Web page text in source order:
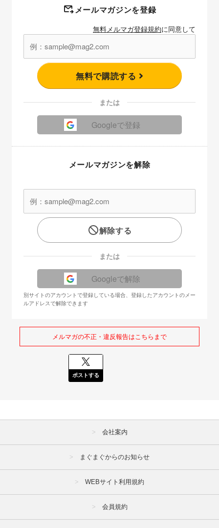
メールマガジンを登録
無料メルマガ登録規約に同意して
無料で購読する
または
Googleで登録
メールマガジンを解除
解除する
または
Googleで解除
別サイトのアカウントで登録している場合、登録したアカウントのメー
ルアドレスで解除できます
メルマガの不正・違反報告はこちらまで
ポストする
会社案内
まぐまぐからのお知らせ
WEBサイト利用規約
会員規約